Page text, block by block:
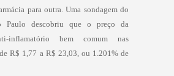
para outra. Uma sondagem do
Paulo descobriu que o preço da
inflamatório bem comum nas
R$ 1,77 a R$ 23,03, ou 1.201% de